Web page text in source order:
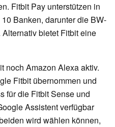
Fitbit Pay unterstützen in
Banken, darunter die BW-
bietet Fitbit eine
noch Amazon Alexa aktiv.
Fitbit übernommen und
für die Fitbit Sense und
Assistent verfügbar
wird wählen können,